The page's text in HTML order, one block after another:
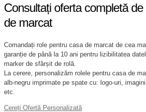
Consultați oferta completă
de marcat
Comandați role pentru casa de marcat de cea
garanție de până la 10 ani pentru lizibilitatea
marker de sfârșit de rolă.
La cerere, personalizăm rolele pentru casa de
alb-negru imprimate pe spate cu: logo-uri,
etc.
Cereți Ofertă Personalizată